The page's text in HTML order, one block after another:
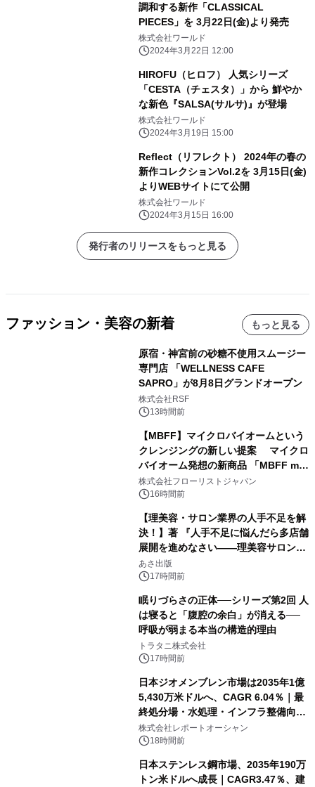
調和する新作「CLASSICAL
PIECES」を 3月22日(金)より発売
株式会社ワールド
2024年3月22日 12:00
HIROFU（ヒロフ） 人気シリーズ
「CESTA（チェスタ）」から 鮮やか
な新色『SALSA(サルサ)』が登場
株式会社ワールド
2024年3月19日 15:00
Reflect（リフレクト） 2024年の春の
新作コレクションVol.2を 3月15日(金)
よりWEBサイトにて公開
株式会社ワールド
2024年3月15日 16:00
発行者のリリースをもっと見る
ファッション・美容の新着 もっと見る
原宿・神宮前の砂糖不使用スムージー
専門店 「WELLNESS CAFE
SAPRO」が8月8日グランドオープン
株式会社RSF
13時間前
【MBFF】マイクロバイオームという
クレンジングの新しい提案 マイクロ
バイオーム発想の新商品 「MBFF mb
クレンジングPRO」を2026年8月6日
発売
株式会社フローリストジャパン
16時間前
【理美容・サロン業界の人手不足を解
決！】著 『人手不足に悩んだら多店舗
展開を進めなさい――理美容サロン
「多店舗展開」の教科書』2026年8月
24日（月）発売
あさ出版
17時間前
眠りづらさの正体──シリーズ第2回 人
は寝ると「腹腔の余白」が消える──
呼吸が弱まる本当の構造的理由
トラタニ株式会社
17時間前
日本ジオメンブレン市場は2035年1億
5,430万米ドルへ、CAGR 6.04％｜最
終処分場・水処理・インフラ整備向け
需要拡大
株式会社レポートオーシャン
18時間前
日本ステンレス鋼市場、2035年190万
トン米ドルへ成長｜CAGR3.47％、建